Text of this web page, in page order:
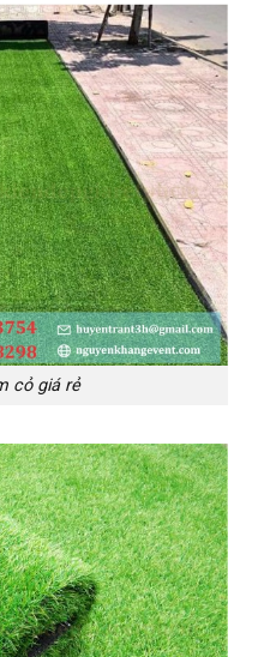
cỏ giá rẻ